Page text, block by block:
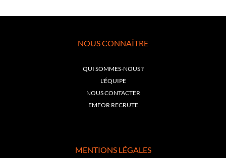
NOUS CONNAÎTRE
QUI SOMMES-NOUS ?
L'ÉQUIPE
NOUS CONTACTER
EMFOR RECRUTE
MENTIONS LÉGALES